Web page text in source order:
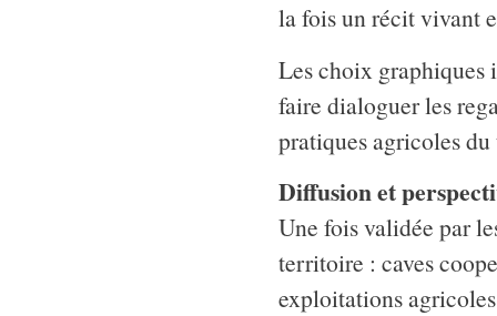
la fois un récit vivant
Les choix graphiques
faire dialoguer les
pratiques agricoles
Diffusion et
Une fois validée par
territoire : caves
exploitations